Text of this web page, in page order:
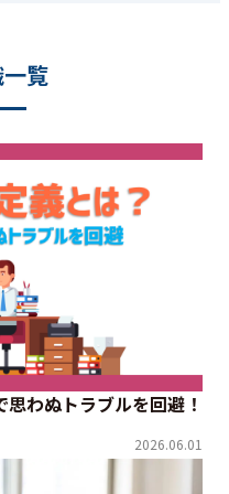
覧
わぬトラブルを回避！
2026.06.01